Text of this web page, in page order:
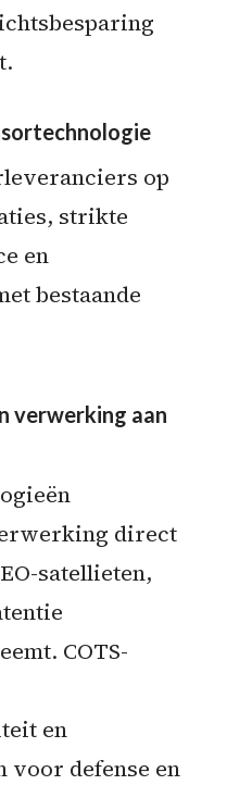
op
strikte
en
bestaande
verwerking aan
direct
satellieten,
COTS-
en
voor defense en